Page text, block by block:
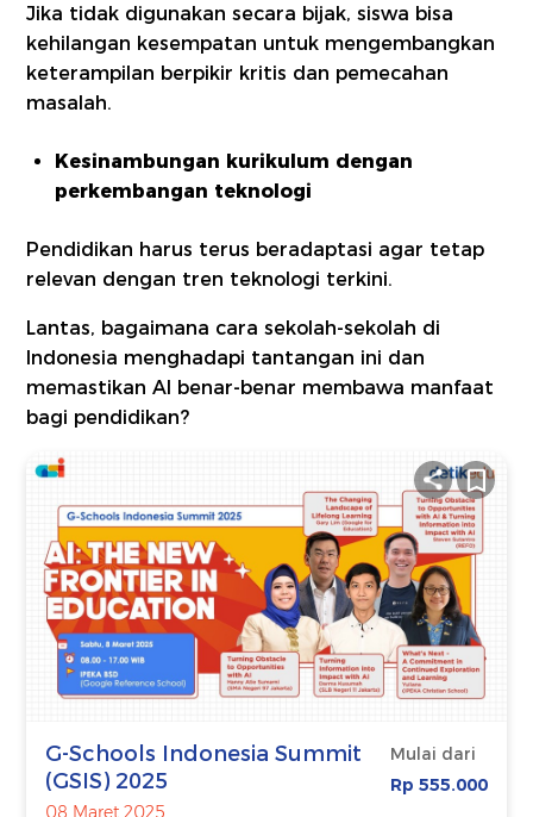
Jika tidak digunakan secara bijak, siswa bisa
kehilangan kesempatan untuk mengembangkan
keterampilan berpikir kritis dan pemecahan
masalah.
Kesinambungan kurikulum dengan
perkembangan teknologi
Pendidikan harus terus beradaptasi agar tetap
relevan dengan tren teknologi terkini.
Lantas, bagaimana cara sekolah-sekolah di
Indonesia menghadapi tantangan ini dan
memastikan AI benar-benar membawa manfaat
bagi pendidikan?
G-Schools Indonesia Summit
(GSIS) 2025
08 Maret 2025
Mulai dari
Rp 555.000